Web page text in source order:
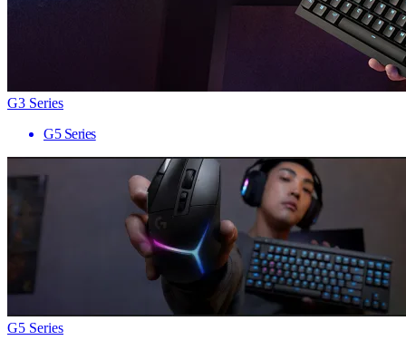
G3 Series
G5 Series
G5 Series